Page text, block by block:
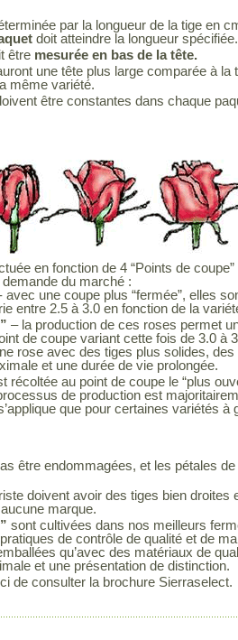
par la longueur de la tige en
doit atteindre la longueur spécifiée.
être mesurée en bas de la tête.
une tête plus large comparée à la
même variété.
être constantes dans chaque
en fonction de 4 “Points de coupe”
du marché :
avec une coupe plus “fermée”, elles
entre 2.5 à 3.0 en fonction de la
– la production de ces roses permet
de coupe variant cette fois de 3.0 à
rose avec des tiges plus solides,
et une durée de vie prolongée.
récoltée au point de coupe le “plus
de production est
que pour certaines variétés à
être endommagées, et les pétales
doivent avoir des tiges bien droites
marque.
sont cultivées dans nos meilleurs
de contrôle de qualité et de
qu’avec des matériaux de
et une présentation de distinction.
de consulter la brochure Sierraselect.